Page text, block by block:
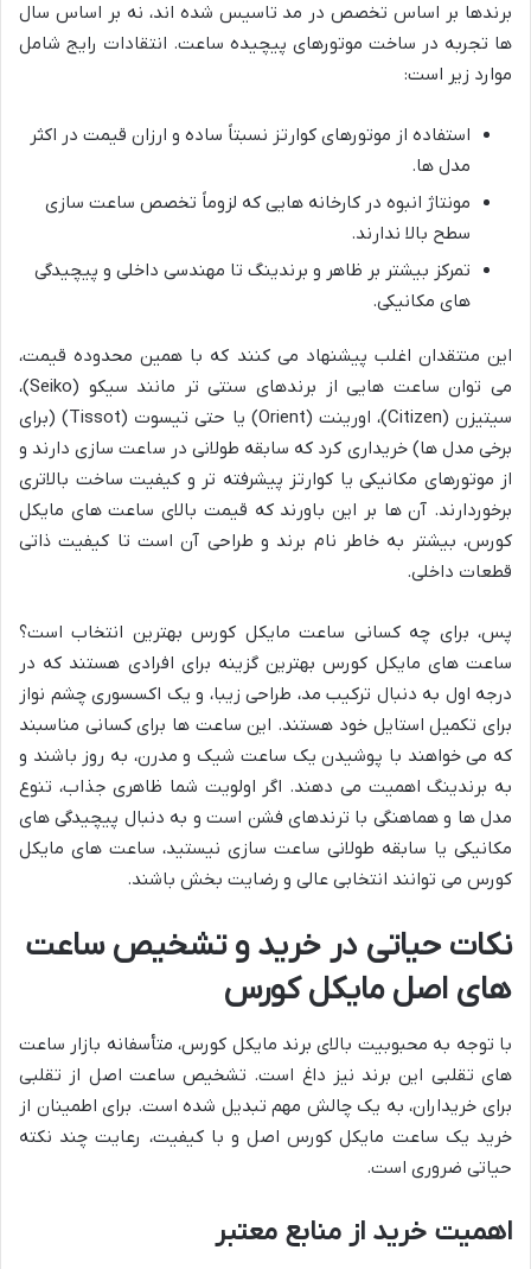
برندها بر اساس تخصص در مد تاسیس شده اند، نه بر اساس سال
ها تجربه در ساخت موتورهای پیچیده ساعت. انتقادات رایج شامل
موارد زیر است:
استفاده از موتورهای کوارتز نسبتاً ساده و ارزان قیمت در اکثر
مدل ها.
مونتاژ انبوه در کارخانه هایی که لزوماً تخصص ساعت سازی
سطح بالا ندارند.
تمرکز بیشتر بر ظاهر و برندینگ تا مهندسی داخلی و پیچیدگی
های مکانیکی.
این منتقدان اغلب پیشنهاد می کنند که با همین محدوده قیمت،
می توان ساعت هایی از برندهای سنتی تر مانند سیکو (Seiko)،
سیتیزن (Citizen)، اورینت (Orient) یا حتی تیسوت (Tissot) (برای
برخی مدل ها) خریداری کرد که سابقه طولانی در ساعت سازی دارند و
از موتورهای مکانیکی یا کوارتز پیشرفته تر و کیفیت ساخت بالاتری
برخوردارند. آن ها بر این باورند که قیمت بالای ساعت های مایکل
کورس، بیشتر به خاطر نام برند و طراحی آن است تا کیفیت ذاتی
قطعات داخلی.
پس، برای چه کسانی ساعت مایکل کورس بهترین انتخاب است؟
ساعت های مایکل کورس بهترین گزینه برای افرادی هستند که در
درجه اول به دنبال ترکیب مد، طراحی زیبا، و یک اکسسوری چشم نواز
برای تکمیل استایل خود هستند. این ساعت ها برای کسانی مناسبند
که می خواهند با پوشیدن یک ساعت شیک و مدرن، به روز باشند و
به برندینگ اهمیت می دهند. اگر اولویت شما ظاهری جذاب، تنوع
مدل ها و هماهنگی با ترندهای فشن است و به دنبال پیچیدگی های
مکانیکی یا سابقه طولانی ساعت سازی نیستید، ساعت های مایکل
کورس می توانند انتخابی عالی و رضایت بخش باشند.
نکات حیاتی در خرید و تشخیص ساعت
های اصل مایکل کورس
با توجه به محبوبیت بالای برند مایکل کورس، متأسفانه بازار ساعت
های تقلبی این برند نیز داغ است. تشخیص ساعت اصل از تقلبی
برای خریداران، به یک چالش مهم تبدیل شده است. برای اطمینان از
خرید یک ساعت مایکل کورس اصل و با کیفیت، رعایت چند نکته
حیاتی ضروری است.
اهمیت خرید از منابع معتبر